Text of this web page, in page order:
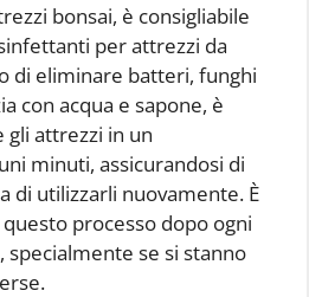
bonsai, è consigliabile
per attrezzi da
di eliminare batteri, funghi
con acqua e sapone, è
attrezzi in un
minuti, assicurandosi di
di utilizzarli nuovamente. È
processo dopo ogni
specialmente se si stanno